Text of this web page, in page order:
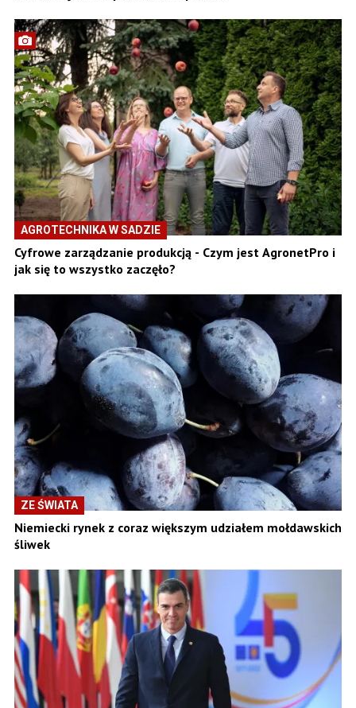
AGROTECHNIKA W SADZIE
Cyfrowe zarządzanie produkcją - Czym jest AgronetPro i
jak się to wszystko zaczęło?
ZE ŚWIATA
Niemiecki rynek z coraz większym udziałem mołdawskich
śliwek